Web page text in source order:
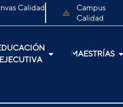
Calidad
Campus
Calidad
EJECUTIVA
MAESTRÍAS